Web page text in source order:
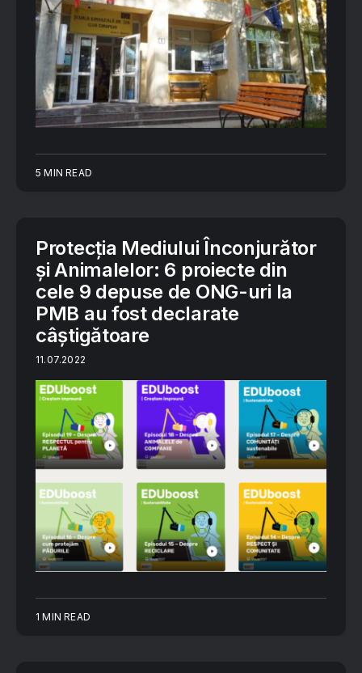
5 MIN READ
Protecția Mediului Înconjurător
și Animalelor: 6 proiecte din
cele 9 depuse de ONG-uri la
PMB au fost declarate
câștigătoare
11.07.2022
1 MIN READ